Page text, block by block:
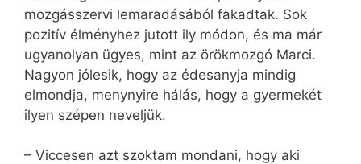
mozgásszervi lemaradásából fakadtak. Sok
pozitív élményhez jutott ily módon, és ma már
ugyanolyan ügyes, mint az örökmozgó Marci.
Nagyon jólesik, hogy az édesanyja mindig
elmondja, menynyire hálás, hogy a gyermekét
ilyen szépen neveljük.
– Viccesen azt szoktam mondani, hogy aki